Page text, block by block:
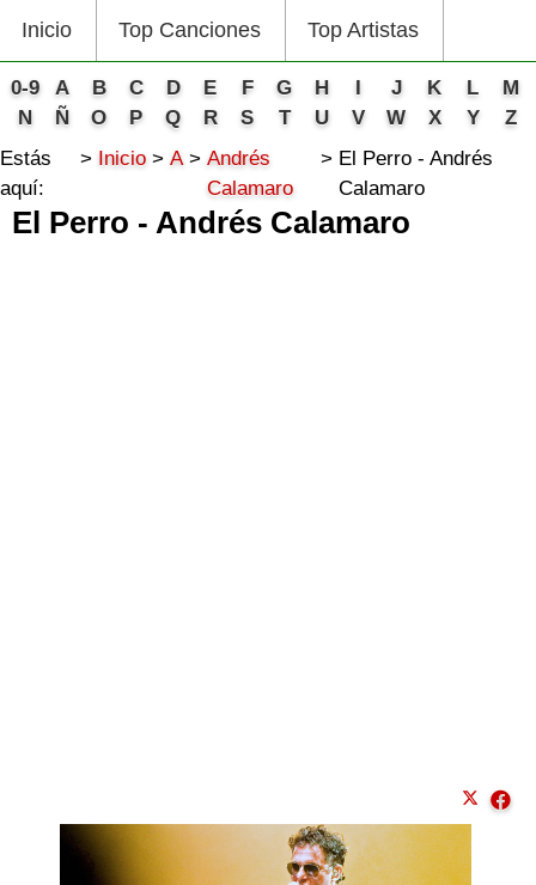
Inicio Top Canciones Top Artistas
0-9 A B C D E F G H I J K L
M
N
Ñ O P Q R S T U V W X Y
Z
Estás
aquí:
Inicio A
Andrés
Calamaro
El Perro - Andrés
Calamaro
El Perro - Andrés Calamaro